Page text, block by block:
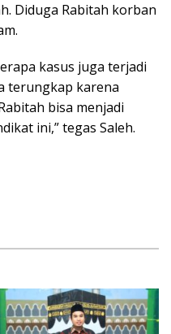
Diduga Rabitah korban
kasus juga terjadi
terungkap karena
bisa menjadi
ini,” tegas Saleh.